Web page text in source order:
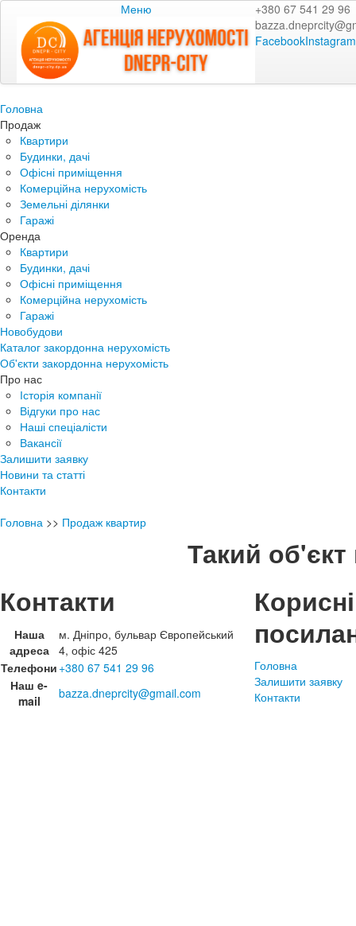
Меню
+380 67 541 29 96
FacebookInstagram
Головна
Продаж
Квартири
Будинки, дачі
Офісні приміщення
Комерційна нерухомість
Земельні ділянки
Гаражі
Оренда
Квартири
Будинки, дачі
Офісні приміщення
Комерційна нерухомість
Гаражі
Новобудови
Каталог закордонна нерухомість
Об'єкти закордонна нерухомість
Про нас
Історія компанії
Відгуки про нас
Наші спеціалісти
Вакансії
Залишити заявку
Новини та статті
Контакти
Головна >> Продаж квартир
Такий об'єкт
Контакти
Наша
адреса
м. Дніпро, бульвар Європейський
4, офіс 425
Телефони +380 67 541 29 96
Наш e-
mail
bazza.dneprcity@gmail.com
Корисні
Головна
Залишити заявку
Контакти